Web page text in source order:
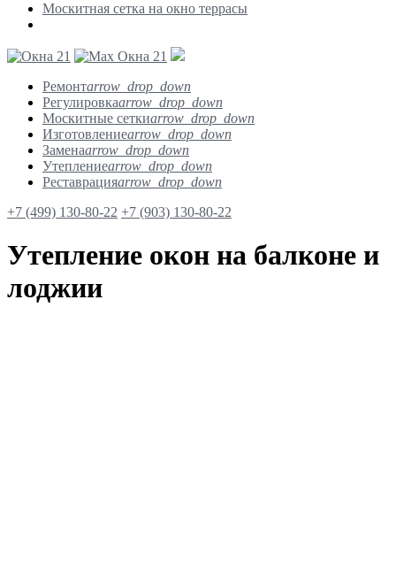
Москитная сетка на окно террасы
Ремонтarrow_drop_down
Регулировкаarrow_drop_down
Москитные сеткиarrow_drop_down
Изготовлениеarrow_drop_down
Заменаarrow_drop_down
Утеплениеarrow_drop_down
Реставрацияarrow_drop_down
+7 (499) 130-80-22 +7 (903) 130-80-22
Утепление окон на балконе и
лоджии